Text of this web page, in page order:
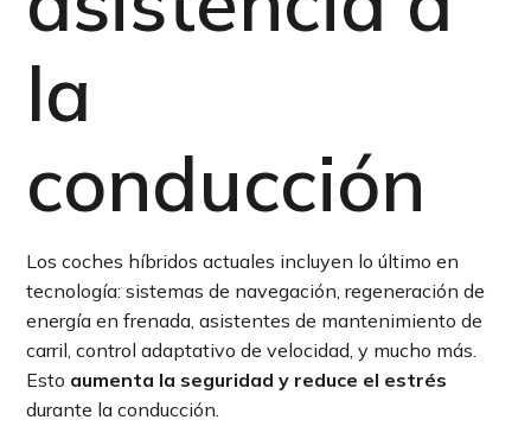
la
conducción
Los coches híbridos actuales incluyen lo último en
tecnología: sistemas de navegación, regeneración de
energía en frenada, asistentes de mantenimiento de
carril, control adaptativo de velocidad, y mucho más.
Esto aumenta la seguridad y reduce el estrés
durante la conducción.